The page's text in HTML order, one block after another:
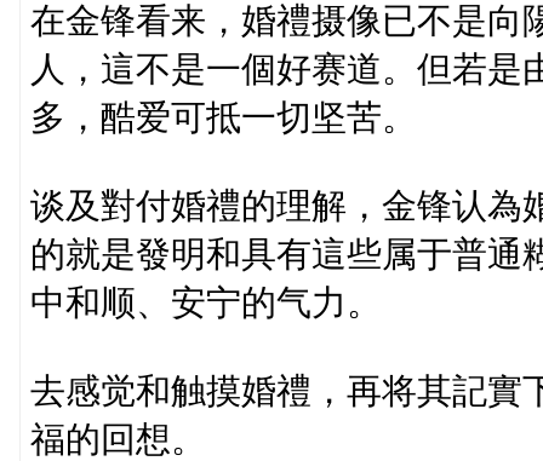
在金锋看来，婚禮摄像已不是向
人，這不是一個好赛道。但若
多，酷爱可抵一切坚苦。
谈及對付婚禮的理解，金锋认為
的就是發明和具有這些属于普通
中和顺、安宁的气力。
去感觉和触摸婚禮，再将其記實
福的回想。